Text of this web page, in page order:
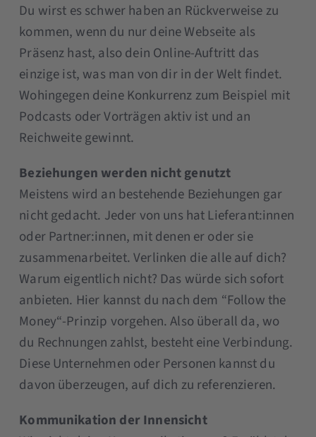
Du wirst es schwer haben an Rückverweise zu
kommen, wenn du nur deine Webseite als
Präsenz hast, also dein Online-Auftritt das
einzige ist, was man von dir in der Welt findet.
Wohingegen deine Konkurrenz zum Beispiel mit
Podcasts oder Vorträgen aktiv ist und an
Reichweite gewinnt.
Beziehungen werden nicht genutzt
Meistens wird an bestehende Beziehungen gar
nicht gedacht. Jeder von uns hat Lieferant:innen
oder Partner:innen, mit denen er oder sie
zusammenarbeitet. Verlinken die alle auf dich?
Warum eigentlich nicht? Das würde sich sofort
anbieten. Hier kannst du nach dem “Follow the
Money“-Prinzip vorgehen. Also überall da, wo
du Rechnungen zahlst, besteht eine Verbindung.
Diese Unternehmen oder Personen kannst du
davon überzeugen, auf dich zu referenzieren.
Kommunikation der Innensicht